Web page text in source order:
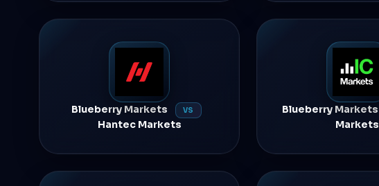
Blueberry Markets VS
Hantec Markets
Blueberry Markets
Markets